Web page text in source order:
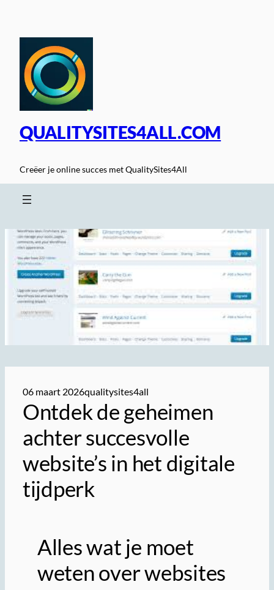
inhoud
QUALITYSITES4ALL.COM
Creëer je online succes met QualitySites4All
06 maart 2026qualitysites4all
Ontdek de geheimen
achter succesvolle
website’s in het digitale
tijdperk
Alles wat je moet
weten over websites